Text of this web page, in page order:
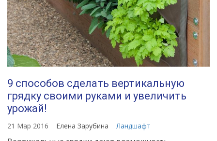
9 способов сделать вертикальную
грядку своими руками и увеличить
урожай!
21 Мар 2016 Елена Зарубина Ландшафт